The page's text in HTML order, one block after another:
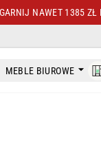
NAWET 1385 ZŁ
MEBLE BIUROWE